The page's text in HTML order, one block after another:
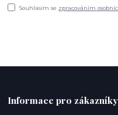
Souhlasím se zpracováním
Informace pro zákazníky